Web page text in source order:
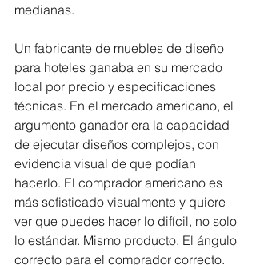
medianas.
Un fabricante de muebles de diseño
para hoteles ganaba en su mercado
local por precio y especificaciones
técnicas. En el mercado americano, el
argumento ganador era la capacidad
de ejecutar diseños complejos, con
evidencia visual de que podían
hacerlo. El comprador americano es
más sofisticado visualmente y quiere
ver que puedes hacer lo difícil, no solo
lo estándar. Mismo producto. El ángulo
correcto para el comprador correcto.